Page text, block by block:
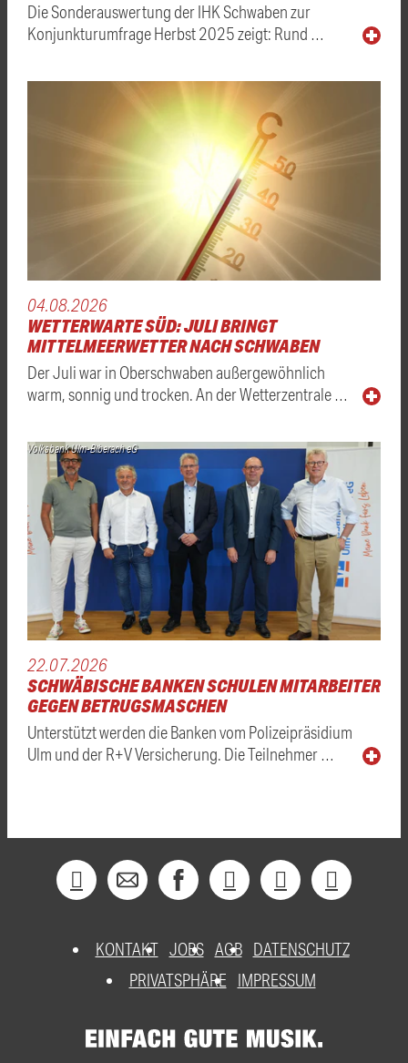
Die Sonderauswertung der IHK Schwaben zur
Konjunkturumfrage Herbst 2025 zeigt: Rund …
04.08.2026
WETTERWARTE SÜD: JULI BRINGT
MITTELMEERWETTER NACH SCHWABEN
Der Juli war in Oberschwaben außergewöhnlich
warm, sonnig und trocken. An der Wetterzentrale …
Volksbank Ulm-Biberach eG
22.07.2026
SCHWÄBISCHE BANKEN SCHULEN MITARBEITER
GEGEN BETRUGSMASCHEN
Unterstützt werden die Banken vom Polizeipräsidium
Ulm und der R+V Versicherung. Die Teilnehmer …
KONTAKT JOBS AGB DATENSCHUTZ
PRIVATSPHÄRE
IMPRESSUM